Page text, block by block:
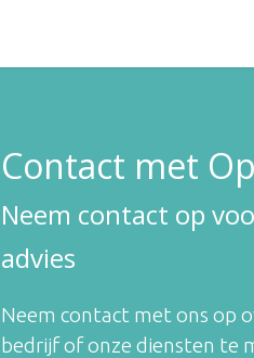
Contact met
Neem contact op
advies
Neem contact met ons op
bedrijf of onze diensten te